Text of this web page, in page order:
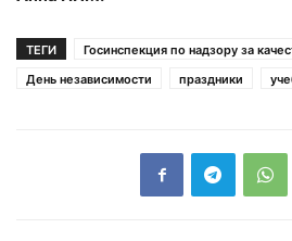
ТЕГИ
Госинспекция по надзору за
День независимости
праздники